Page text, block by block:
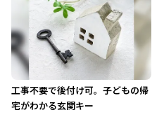
工事不要で後付け可。子どもの帰
宅がわかる玄関キー